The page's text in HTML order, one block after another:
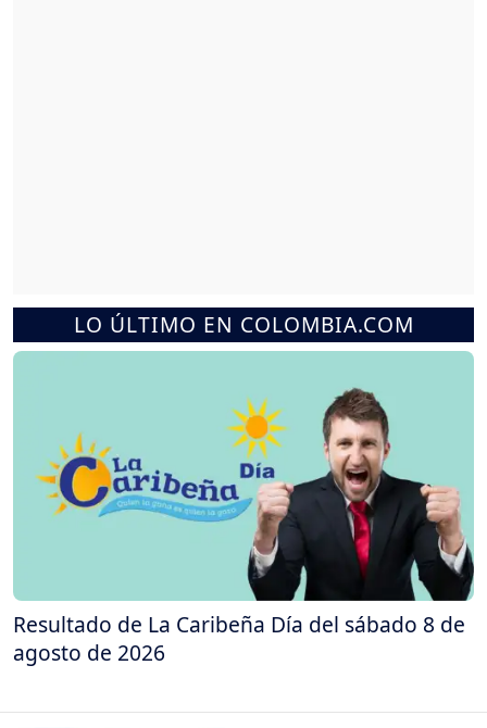
LO ÚLTIMO EN COLOMBIA.COM
Resultado de La Caribeña Día del sábado 8 de
agosto de 2026